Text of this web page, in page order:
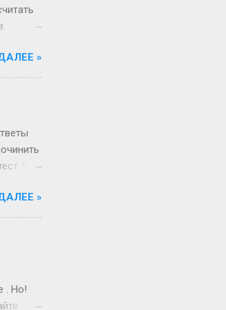
самый »
Вы
бы.
»
. Но!